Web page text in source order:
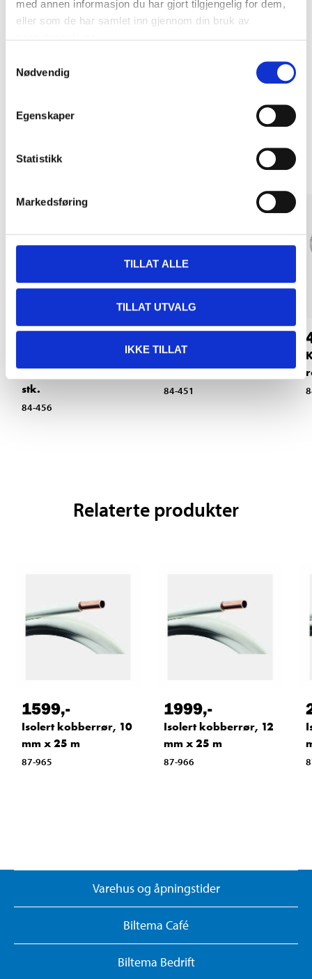
med annen informasjon du har gjort tilgjengelig for dem,
eller som de har samlet inn gjennom din bruk av
Nødvendig
Egenskaper
Statistikk
Markedsføring
TILLAT ALLE
TILLAT UTVALG
IKKE TILLAT
3490
kobberrør, 12 mm, 5
stk.
84-456
4290
Klemringer, 12 mm, 5
stk.
84-451
Relaterte produkter
1599,-
Isolert kobberrør, 10
mm x 25 m
87-965
1999,-
Isolert kobberrør, 12
mm x 25 m
87-966
Varehus og åpningstider
Biltema Café
Biltema Bedrift